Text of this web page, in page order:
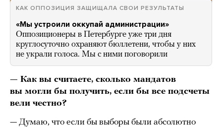
КАК ОППОЗИЦИЯ ЗАЩИЩАЛА СВОИ РЕЗУЛЬТАТЫ
«Мы устроили оккупай администрации»
Оппозиционеры в Петербурге уже три дня
круглосуточно охраняют бюллетени, чтобы у них
не украли голоса. Мы с ними поговорили
— Как вы считаете, сколько мандатов
вы могли бы получить, если бы все подсчеты
вели честно?
— Думаю, что если бы выборы были абсолютно